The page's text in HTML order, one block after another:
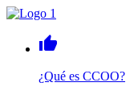
thumb_up
¿Qué es CCOO?